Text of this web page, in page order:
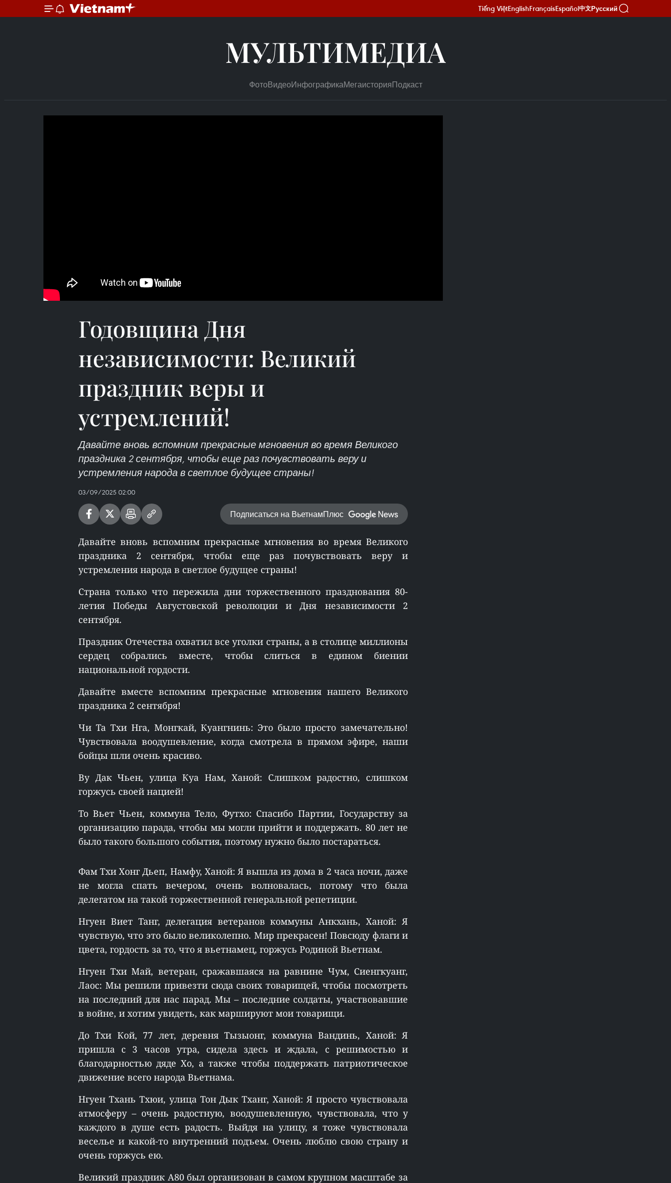
Tiếng ViệtEnglishFrançaisEspañol中文Русский
МУЛЬТИМЕДИА
ФотоВидеоИнфографикаМегаисторияПодкаст
Годовщина Дня
независимости: Великий
праздник веры и
устремлений!
Давайте вновь вспомним прекрасные мгновения во время Великого
праздника 2 сентября, чтобы еще раз почувствовать веру и
устремления народа в светлое будущее страны!
03/09/2025 02:00
Подписаться на ВьетнамПлюс
Давайте вновь вспомним прекрасные мгновения во время Великого
праздника 2 сентября, чтобы еще раз почувствовать веру и
устремления народа в светлое будущее страны!
Страна только что пережила дни торжественного празднования 80-
летия Победы Августовской революции и Дня независимости 2
сентября.
Праздник Отечества охватил все уголки страны, а в столице миллионы
сердец собрались вместе, чтобы слиться в едином биении
национальной гордости.
Давайте вместе вспомним прекрасные мгновения нашего Великого
праздника 2 сентября!
Чи Та Тхи Нга, Монгкай, Куангнинь: Это было просто замечательно!
Чувствовала воодушевление, когда смотрела в прямом эфире, наши
бойцы шли очень красиво.
Ву Дак Чьен, улица Куа Нам, Ханой: Слишком радостно, слишком
горжусь своей нацией!
То Вьет Чьен, коммуна Тело, Футхо: Спасибо Партии, Государству за
организацию парада, чтобы мы могли прийти и поддержать. 80 лет не
было такого большого события, поэтому нужно было постараться.
Фам Тхи Хонг Дьеп, Намфу, Ханой: Я вышла из дома в 2 часа ночи, даже
не могла спать вечером, очень волновалась, потому что была
делегатом на такой торжественной генеральной репетиции.
Нгуен Виет Танг, делегация ветеранов коммуны Анкхань, Ханой: Я
чувствую, что это было великолепно. Мир прекрасен! Повсюду флаги и
цвета, гордость за то, что я вьетнамец, горжусь Родиной Вьетнам.
Нгуен Тхи Май, ветеран, сражавшаяся на равнине Чум, Сиенгкуанг,
Лаос: Мы решили привезти сюда своих товарищей, чтобы посмотреть
на последний для нас парад. Мы – последние солдаты, участвовавшие
в войне, и хотим увидеть, как маршируют мои товарищи.
До Тхи Кой, 77 лет, деревня Тызыонг, коммуна Вандинь, Ханой: Я
пришла с 3 часов утра, сидела здесь и ждала, с решимостью и
благодарностью дяде Хо, а также чтобы поддержать патриотическое
движение всего народа Вьетнама.
Нгуен Тхань Тхюи, улица Тон Дык Тханг, Ханой: Я просто чувствовала
атмосферу – очень радостную, воодушевленную, чувствовала, что у
каждого в душе есть радость. Выйдя на улицу, я тоже чувствовала
веселье и какой-то внутренний подъем. Очень люблю свою страну и
очень горжусь ею.
Великий праздник A80 был организован в самом крупном масштабе за